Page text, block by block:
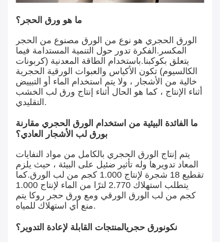
ما هو ورق الحجر؟
الورق الحجري هو نوع من الورق مصنوع من الحجر
المكسر.الفكرة تدور حول التنمية المستدامة فيما
يتعلق بكوكبنا.باستخدام الطاقة المعدنية (كربونات
الكالسيوم) تكون الأكياس والعبوات الورقية الحجرية
خالية من الأشجار ، ولا يتم استخدام الماء أو التبييض
أثناء الإنتاج ، كما هو الحال أثناء إنتاج ورق لب الخشب
التقليدي.
ما الفائدة البيئية من استخدام الورق الحجري مقارنة
بورق لب الأشجار العادي؟
يتم إنتاج الورق الحجري بالكامل من مواد النفايات
المعاد تدويرها وله تأثير ضئيل على البيئة ، حيث يلزم
تقطيع 18 شجرة لإنتاج 1.000 كجم من لب الورق.كما
يتطلب استهلاك 2.770 لترًا من الماء لإنتاج 1.000
كجم من لب الورق الورقي ومع ورق حجر روكا يتم
منع أي استهلاك للمياه.
نكونورق حجريالمنتجات القابلة لإعادة التدوير؟